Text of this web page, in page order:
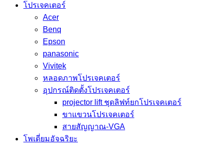
โปรเจคเตอร์
Acer
Benq
Epson
panasonic
Vivitek
หลอดภาพโปรเจคเตอร์
อุปกรณ์ติดตั้งโปรเจคเตอร์
projector lift ชุดลิฟท์ยกโปรเจคเตอร์
ขาแขวนโปรเจคเตอร์
สายสัญญาณ-VGA
โพเดี่ยมอัจฉริยะ